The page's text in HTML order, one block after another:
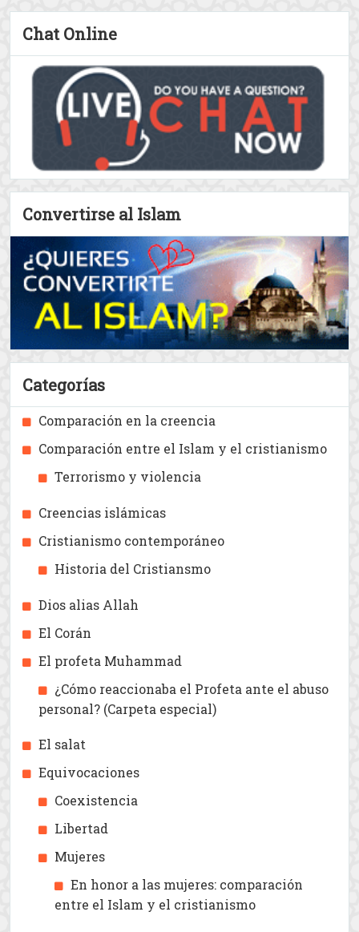
El papel del ser humano en
Nuestro papel como seres
humanos en este mundo es,
según hemos dicho en artículos
anteriores, poder ...
View all The Creencias islámicas
Chat Online
Convertirse al Islam
Categorías
Comparación en la creencia
Comparación entre el Islam y el cristianismo
Terrorismo y violencia
Creencias islámicas
Cristianismo contemporáneo
Historia del Cristiansmo
El profeta Muhammad